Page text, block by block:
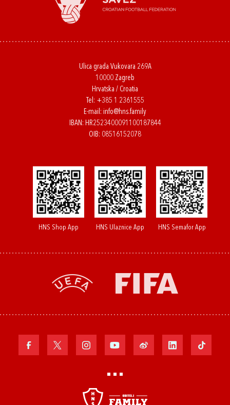
Ulica grada Vukovara 269A
10000 Zagreb
Hrvatska / Croatia
Tel: +385 1 2361555
E-mail: info@hns.family
IBAN: HR2523400091100187844
OIB: 08516152078
HNS Shop App HNS Ulaznice App HNS Semafor App